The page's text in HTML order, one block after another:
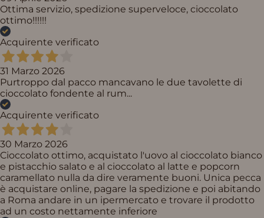
Ottima servizio, spedizione superveloce, cioccolato
ottimo!!!!!!
Acquirente verificato
31 Marzo 2026
Purtroppo dal pacco mancavano le due tavolette di
cioccolato fondente al rum...
Acquirente verificato
30 Marzo 2026
Cioccolato ottimo, acquistato l'uovo al cioccolato bianco
e pistacchio salato e al cioccolato al latte e popcorn
caramellato nulla da dire veramente buoni. Unica pecca
è acquistare online, pagare la spedizione e poi abitando
a Roma andare in un ipermercato e trovare il prodotto
ad un costo nettamente inferiore